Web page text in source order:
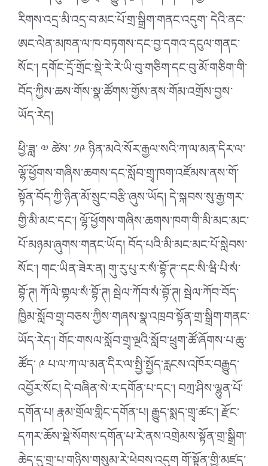
རིགས་འདྲ་མི་འདྲ་བ་མང་པོ་གྲ་སྒྲིག་གནང་འདུག་ དེའི་ནང་
ཨང་ལེན་མཁན་ལ་ཁ་བཏགས་དང་བྱ་དགའ་དངུལ་གནང་
སོང་། དགོང་དྲོ་གྲོང་སྡེ་རེ་རེ་ཡི་བུ་གཅིག་དང་བུ་མོ་གཅིག་གི་
བོད་ཀྱིས་ཆས་གོས་སྣ་ཚོགས་གྱོས་ནས་གོམ་འགྲོས་བྱས་
ཡོད་རེད།
ཕྱི་ཟླ་ ༧ ཚེས་ ༡༩ ཉིན་མའེ་སོར་རྒྱལ་སའི་ཀ་ལ་མན་དིར་ལ་
ལྷོ་ཕྱོགས་གཞིས་ཆགས་དང་སློབ་གྲྭ་ཁག་འཛོམས་ནས་གོ་
སྟོན་བོད་ཀྱི་ཉིན་མོ་སྲུང་བརྩི་ཞུས་ཡོད། དེ་སྐབས་སུ་རྒྱ་གར་
གྱི་མི་མང་དང་། ལྷོ་ཕྱོགས་གཞིས་ཆགས་ཁག་གི་མི་མང་མང་
པོ་མཉམ་ཞུགས་གནང་ཡོད། བོད་པའི་མི་མང་མང་པོ་སླེབས་
སོང་། གང་ཡིན་ཟེར་ན། གུ་རུ་པུ་ར་སཾ་བྷོ་ཊ་་དང་སི་ཝི་པི་སཾ་
བྷོ་ཊ། ཀོ་ལེ་གྷལ་སཾ་བྷོ་ཊ། སྦེལ་ཀོབ་སཾ་བྷོ་ཊ། སྦེལ་ཀོབ་བོད་
ཁྱིམ་སློབ་གྲྭ་བཅས་ཀྱིས་གཞས་སྣ་འཁྲབ་སྟོན་གྲ་སྒྲིག་གནང་
ཡོད་རེད་། གོང་གསལ་སློབ་གྲྭ་ལྔའི་སློབ་ཕྲུག་ཚོ་ཞོགས་པ་ཆུ་
ཚོད་ ༩ པ་ལ་ཀ་ལ་མན་དིར་ལ་སྤྱི་སྤྱོད་རླངས་འཁོར་བརྒྱུད་
འབྱོར་སོང། དེ་བཞིན་སེ་ར་དགོན་པ་དང་། བཀྲ་ཤིས་ལྷུན་པོ་
དགོན་པ། རྣམ་གྲོལ་གླིང་དགོན་པ། རྒྱུད་སྨད་གྲྭ་ཚང་། རྫོང་
དཀར་ཆོས་སྡེ་སོགས་དགོན་པ་རེ་ནས་འགྲེམས་སྟོན་གྲ་སྒྲིག་